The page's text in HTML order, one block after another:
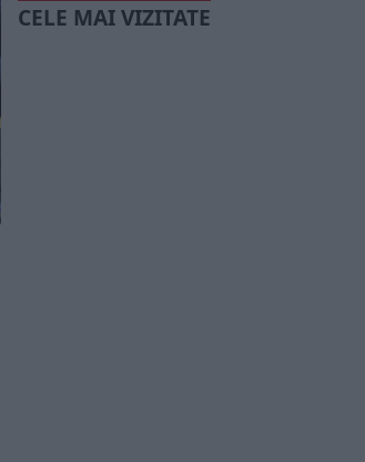
CELE MAI VIZITATE